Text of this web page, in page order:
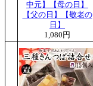
中元】【母の日】
【父の日】【敬老の
日】
1,080円